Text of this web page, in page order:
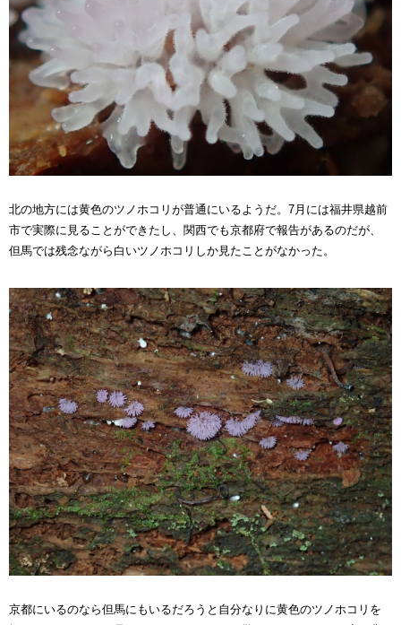
北の地方には黄色のツノホコリが普通にいる ようだ。 7 月には福井県越前
市で実際に見ることができたし、 関西でも京都府で報告があるのだが、
但馬では残念ながら白いツノホコリしか見たことがなかった。
京都にいるのなら但馬にもいるだろうと自分なりに黄色のツノホコリを